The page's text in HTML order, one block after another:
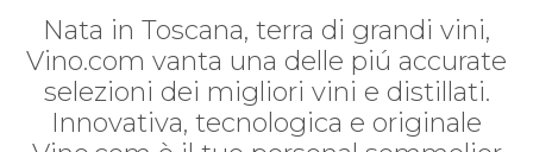
Nata in Toscana, terra di grandi vini,
Vino.com vanta una delle piú accurate
selezioni dei migliori vini e distillati.
Innovativa, tecnologica e originale